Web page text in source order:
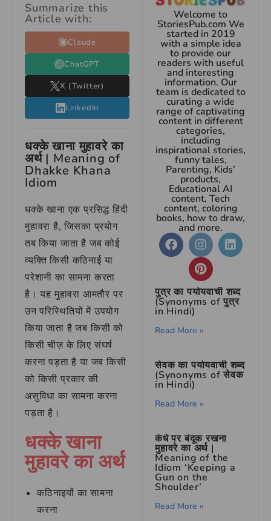
Summarize this
Article with:
Claude
ChatGPT
X (Twitter)
LinkedIn
धक्के खाना मुहावरे का
अर्थ | Meaning of
Dhakke Khana
Idiom
धक्के खाना एक प्रसिद्ध हिंदी
मुहावरा है, जिसका प्रयोग
तब किया जाता है जब कोई
व्यक्ति किसी कठिनाई या
परेशानी का सामना करता
है। यह मुहावरा आमतौर पर
उन परिस्थितियों में उपयोग
किया जाता है जब किसी को
किसी चीज़ के लिए संघर्ष
करना पड़ता है या जब किसी
को किसी प्रकार की
असुविधा का सामना करना
पड़ता है।
धक्के खाना
मुहावरे का अर्थ
कठिनाइयों का सामना
करना
Welcome to
StoriesPub.com We
started in 2019
with a simple idea
to provide our
readers with useful
and interesting
information. Our
team is dedicated to
curating a wide
range of captivating
content in different
categories,
including
inspirational stories,
funny tales,
Parenting, Kids’
products,
Educational AI
content, Tech
content, coloring
books, how to draw,
and more.
पुत्र का पर्यायवाची शब्द
(Synonyms of पुत्र
in Hindi)
Read More »
सेवक का पर्यायवाची शब्द
(Synonyms of सेवक
in Hindi)
Read More »
कंधे पर बंदूक रखना
मुहावरे का अर्थ |
Meaning of the
Idiom ‘Keeping a
Gun on the
Shoulder’
Read More »